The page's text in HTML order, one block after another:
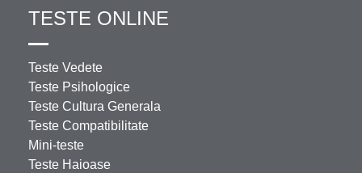
TESTE ONLINE
Teste Vedete
Teste Psihologice
Teste Cultura Generala
Teste Compatibilitate
Mini-teste
Teste Haioase